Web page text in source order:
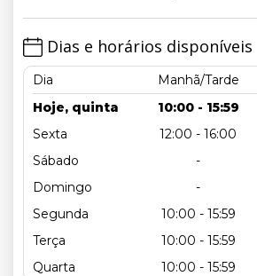
Dias e horários disponíveis
Dia Manhã/Tarde
Hoje, quinta
10:00 - 15:59
Sexta
12:00 - 16:00
Sábado
-
Domingo
-
Segunda
10:00 - 15:59
Terça
10:00 - 15:59
Quarta
10:00 - 15:59